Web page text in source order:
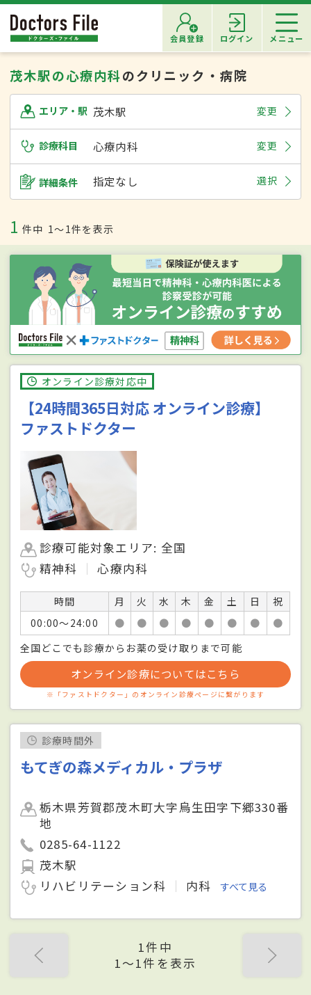
会員登録 ログイン メニュー
茂木駅の心療内科のクリニック・病院
エリア・駅 茂木駅 変更
診療科目 心療内科 変更
詳細条件 指定なし 選択
1 件中 1〜1件を表示
オンライン診療対応中
【24時間365日対応 オンライン診療】
ファストドクター
診療可能対象エリア: 全国
精神科
心療内科
時間 月 火 水 木 金 土 日
祝
00:00〜24:00
● ● ● ● ● ● ●
●
全国どこでも診療からお薬の受け取りまで可能
オンライン診療についてはこちら
※「ファストドクター」のオンライン診療ページに繋がります
診療時間外
もてぎの森メディカル・プラザ
栃木県芳賀郡茂木町大字烏生田字下郷330番
地
0285-64-1122
茂木駅
リハビリテーション科
内科 すべて見る
1件中
1〜1件を表示